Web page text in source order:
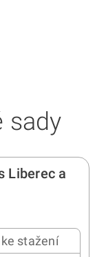
sady
Liberec a
stažení